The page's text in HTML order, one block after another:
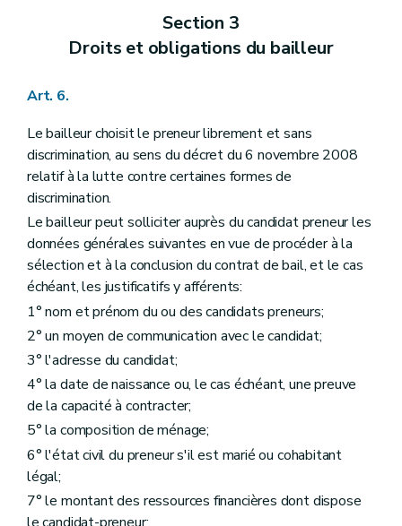
Section 3
Droits et obligations du bailleur
Art. 6.
Le bailleur choisit le preneur librement et sans
discrimination, au sens du décret du 6 novembre 2008
relatif à la lutte contre certaines formes de
discrimination.
Le bailleur peut solliciter auprès du candidat preneur les
données générales suivantes en vue de procéder à la
sélection et à la conclusion du contrat de bail, et le cas
échéant, les justificatifs y afférents:
1° nom et prénom du ou des candidats preneurs;
2° un moyen de communication avec le candidat;
3° l'adresse du candidat;
4° la date de naissance ou, le cas échéant, une preuve
de la capacité à contracter;
5° la composition de ménage;
6° l'état civil du preneur s'il est marié ou cohabitant
légal;
7° le montant des ressources financières dont dispose